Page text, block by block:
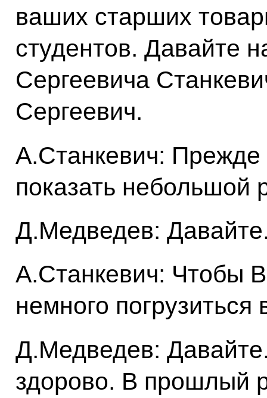
ваших старших
студентов. Давайте
Сергеевича
Сергеевич.
А.Станкевич:
показать небольшой
Д.Медведев:
А.Станкевич: Чтобы
немного
Д.Медведев:
здорово. В прошлый